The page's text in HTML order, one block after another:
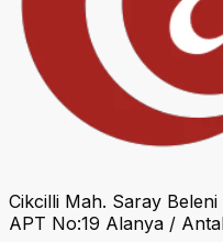
Cikcilli Mah. Saray
APT No:19 Alanya /